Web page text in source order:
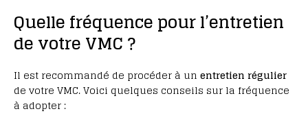
Quelle fréquence pour l’entretien
de votre VMC ?
Il est recommandé de procéder à un entretien régulier
de votre VMC. Voici quelques conseils sur la fréquence
à adopter :